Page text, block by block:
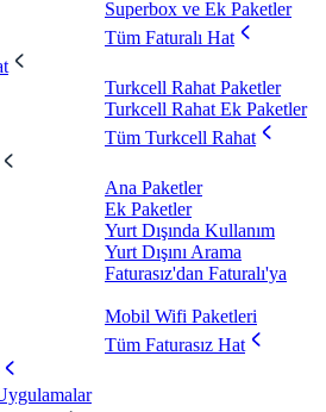
Superbox ve Ek Paketler
Tüm Faturalı Hat
Turkcell Rahat Paketler
Turkcell Rahat Ek Paketler
Tüm Turkcell Rahat
Ana Paketler
Ek Paketler
Yurt Dışında Kullanım
Yurt Dışını Arama
Faturasız'dan Faturalı'ya
Mobil Wifi Paketleri
Tüm Faturasız Hat